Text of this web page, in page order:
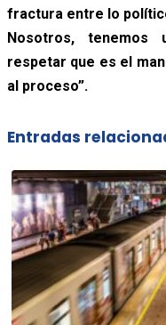
fractura entre lo
Nosotros, tenemos
respetar que es el
al proceso”.
Entradas